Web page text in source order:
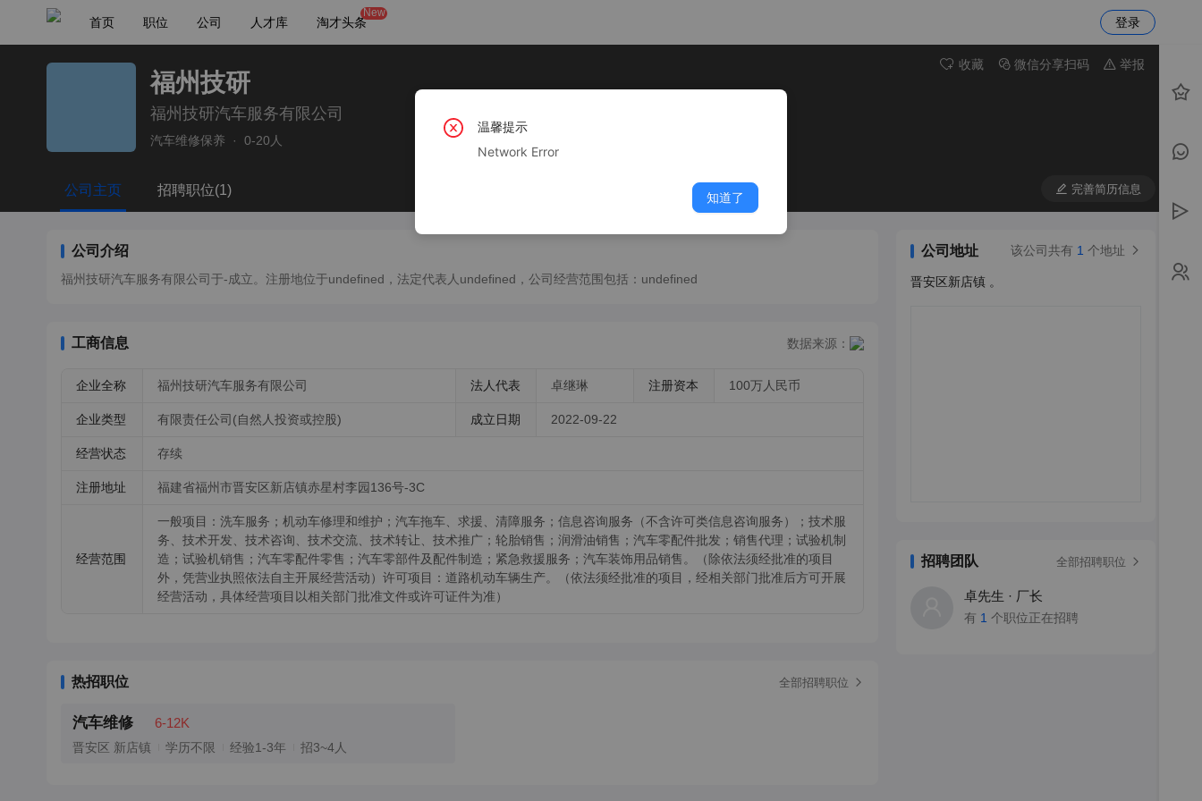
首页 职位 公司 人才库 淘才头条
New
登录
福州技研
福州技研汽车服务有限公司
汽车维修保养 · 0-20人
收藏 微信分享扫码 举报
公司主页 招聘职位(1) 完善简历信息
公司介绍
福州技研汽车服务有限公司于-成立。注册地位于undefined，法定代表人undefined，公司经营范围包括：undefined
工商信息 数据来源：
企业全称 福州技研汽车服务有限公司 法人代表 卓继琳 注册资本 100万人民币
企业类型 有限责任公司(自然人投资或控股) 成立日期 2022-09-22
经营状态 存续
注册地址 福建省福州市晋安区新店镇赤星村李园136号-3C
经营范围
一般项目：洗车服务；机动车修理和维护；汽车拖车、求援、清障服务；信息咨询服务（不含许可类信息咨询服务）；技术服
务、技术开发、技术咨询、技术交流、技术转让、技术推广；轮胎销售；润滑油销售；汽车零配件批发；销售代理；试验机制
造；试验机销售；汽车零配件零售；汽车零部件及配件制造；紧急救援服务；汽车装饰用品销售。（除依法须经批准的项目
外，凭营业执照依法自主开展经营活动）许可项目：道路机动车辆生产。（依法须经批准的项目，经相关部门批准后方可开展
经营活动，具体经营项目以相关部门批准文件或许可证件为准）
热招职位 全部招聘职位
汽车维修 6-12K
晋安区 新店镇 学历不限 经验1-3年 招3~4人
公司地址 该公司共有 1 个地址
晋安区新店镇 。
招聘团队 全部招聘职位
卓先生 · 厂长
有 1 个职位正在招聘
温馨提示
Network Error
知道了